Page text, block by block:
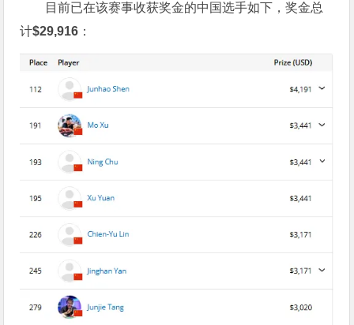
目前已在该赛事收获奖金的中国选手如下，奖金总
计$29,916 ：